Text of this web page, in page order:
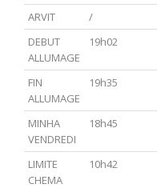
ARVIT
/
DEBUT
ALLUMAGE
19h02
FIN
ALLUMAGE
19h35
MINHA
VENDREDI
18h45
LIMITE
CHEMA
10h42